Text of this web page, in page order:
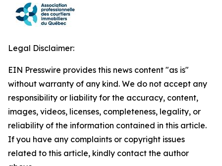
Legal Disclaimer:
EIN Presswire provides this news content "as is"
without warranty of any kind. We do not accept any
responsibility or liability for the accuracy, content,
images, videos, licenses, completeness, legality, or
reliability of the information contained in this article.
If you have any complaints or copyright issues
related to this article, kindly contact the author